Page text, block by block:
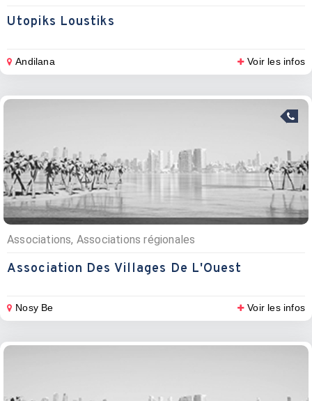
Utopiks Loustiks
Andilana Voir les infos
Associations, Associations régionales
Association Des Villages De L'Ouest
Nosy Be Voir les infos